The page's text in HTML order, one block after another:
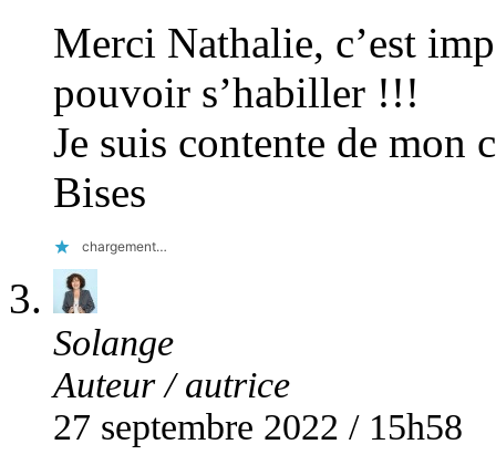
Merci Nathalie, c’est
pouvoir s’habiller !!!
Je suis contente de
Bises
chargement…
Solange
Auteur / autrice
27 septembre 2022 / 15h58